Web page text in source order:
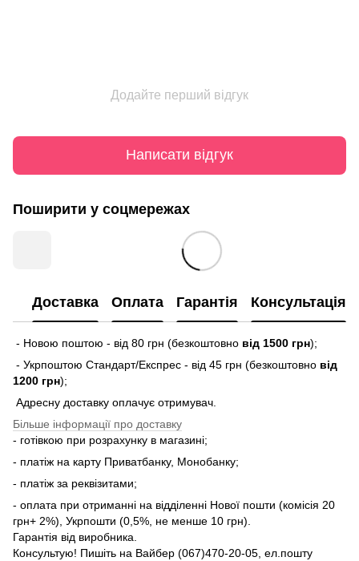
Додайте перший відгук
Написати відгук
Поширити у соцмережах
Доставка Оплата Гарантія Консультація
- Новою поштою - від 80 грн (безкоштовно від 1500 грн);
- Укрпоштою Стандарт/Експрес - від 45 грн (безкоштовно від
1200 грн);
Адресну доставку оплачує отримувач.
Більше інформації про доставку
- готівкою при розрахунку в магазині;
- платіж на карту Приватбанку, Монобанку;
- платіж за реквізитами;
- оплата при отриманні на відділенні Нової пошти (комісія 20
грн+ 2%), Укрпошти (0,5%, не менше 10 грн).
Гарантія від виробника.
Консультую! Пишіть на Вайбер (067)470-20-05, ел.пошту